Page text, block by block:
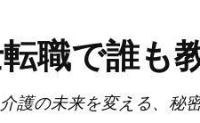
職で誰も
介護の未来を変える、秘